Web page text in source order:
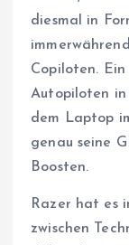
diesmal in
Copiloten.
Autopiloten
dem Laptop
genau seine
Boosten.
Razer hat es
zwischen